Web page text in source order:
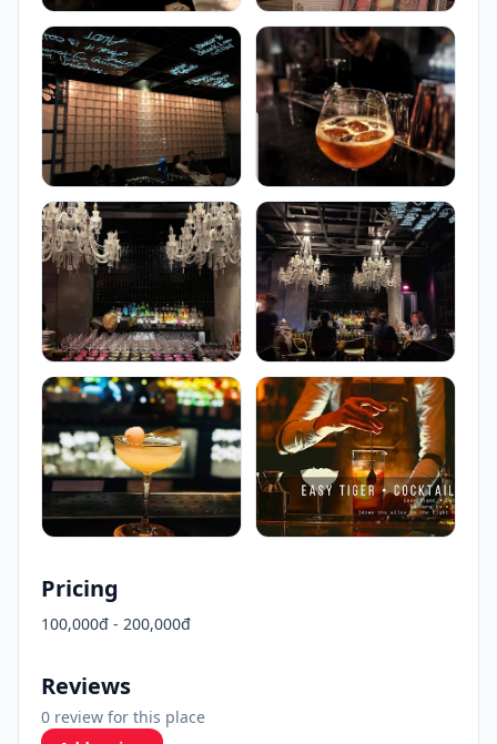
Pricing
100,000đ - 200,000đ
Reviews
0 review for this place